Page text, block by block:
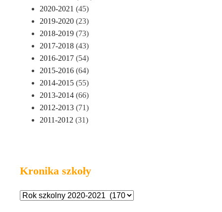
2020-2021 (45)
2019-2020 (23)
2018-2019 (73)
2017-2018 (43)
2016-2017 (54)
2015-2016 (64)
2014-2015 (55)
2013-2014 (66)
2012-2013 (71)
2011-2012 (31)
Kronika szkoły